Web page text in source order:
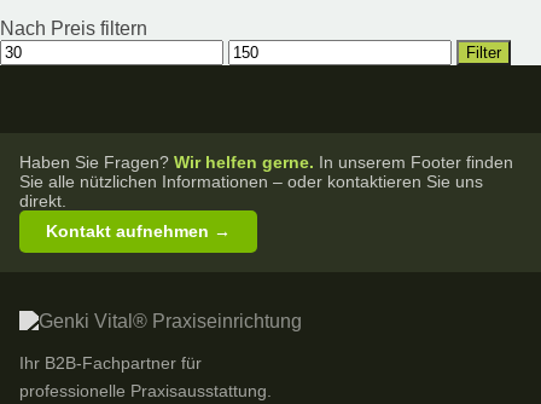
Nach Preis filtern
Min.
Preis
Max.
Preis
Filter
Haben Sie Fragen? Wir helfen gerne. In unserem Footer finden
Sie alle nützlichen Informationen – oder kontaktieren Sie uns
direkt.
Kontakt aufnehmen →
Ihr B2B-Fachpartner für
professionelle Praxisausstattung.